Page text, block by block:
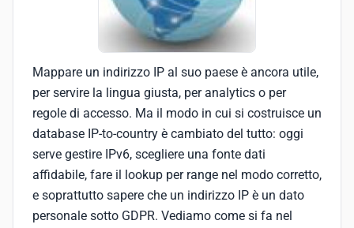
Mappare un indirizzo IP al suo paese è ancora utile,
per servire la lingua giusta, per analytics o per
regole di accesso. Ma il modo in cui si costruisce un
database IP-to-country è cambiato del tutto: oggi
serve gestire IPv6, scegliere una fonte dati
affidabile, fare il lookup per range nel modo corretto,
e soprattutto sapere che un indirizzo IP è un dato
personale sotto GDPR. Vediamo come si fa nel